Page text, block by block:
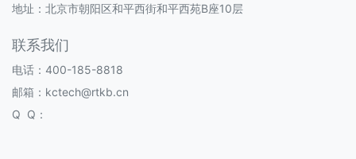
地址：北京市朝阳区和平西街和平西苑B座10层
联系我们
电话：400-185-8818
邮箱：kctech@rtkb.cn
Q Q：